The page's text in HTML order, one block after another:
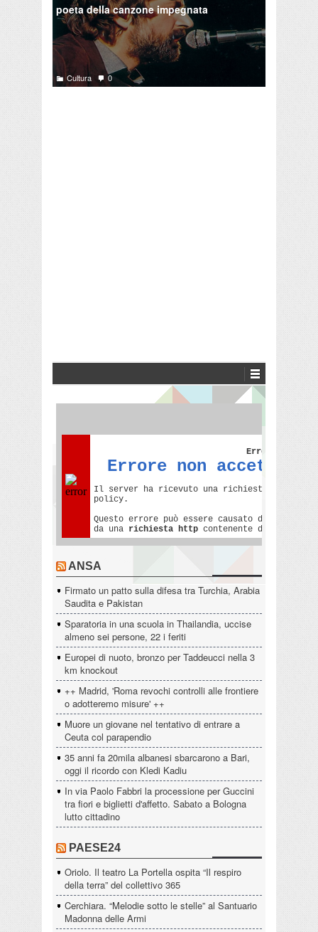
poeta della canzone impegnata
Cultura 0
ANSA
Firmato un patto sulla difesa tra Turchia, Arabia
Saudita e Pakistan
Sparatoria in una scuola in Thailandia, uccise
almeno sei persone, 22 i feriti
Europei di nuoto, bronzo per Taddeucci nella 3
km knockout
++ Madrid, 'Roma revochi controlli alle frontiere
o adotteremo misure' ++
Muore un giovane nel tentativo di entrare a
Ceuta col parapendio
35 anni fa 20mila albanesi sbarcarono a Bari,
oggi il ricordo con Kledi Kadiu
In via Paolo Fabbri la processione per Guccini
tra fiori e biglietti d'affetto. Sabato a Bologna
lutto cittadino
PAESE24
Oriolo. Il teatro La Portella ospita “Il respiro
della terra” del collettivo 365
Cerchiara. “Melodie sotto le stelle” al Santuario
Madonna delle Armi